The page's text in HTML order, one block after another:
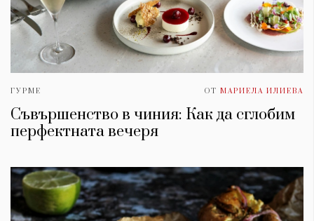
ГУРМЕ ОТ МАРИЕЛА ИЛИЕВА
Съвършенство в чиния: Как да сглобим
перфектната вечеря